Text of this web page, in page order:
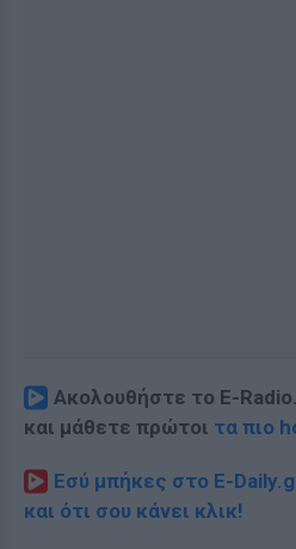
Ακολουθήστε το E-
και μάθετε πρώτοι τα πιο
Εσύ μπήκες στο E-
και ότι σου κάνει κλικ!